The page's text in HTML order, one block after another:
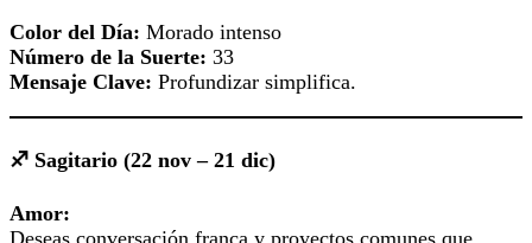
Color del Día: Morado intenso
Número de la Suerte: 33
Mensaje Clave: Profundizar simplifica.
♐ Sagitario (22 nov – 21 dic)
Amor: